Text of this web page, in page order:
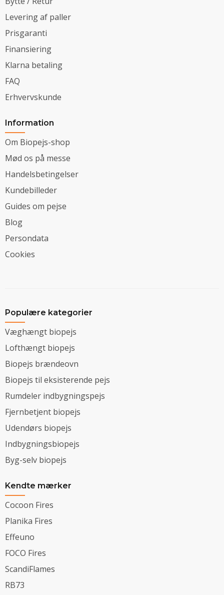
Levering af paller
Prisgaranti
Finansiering
Klarna betaling
FAQ
Erhvervskunde
Information
Om Biopejs-shop
Mød os på messe
Handelsbetingelser
Kundebilleder
Guides om pejse
Blog
Persondata
Cookies
Populære kategorier
Væghængt biopejs
Lofthængt biopejs
Biopejs brændeovn
Biopejs til eksisterende pejs
Rumdeler indbygningspejs
Fjernbetjent biopejs
Udendørs biopejs
Indbygningsbiopejs
Byg-selv biopejs
Kendte mærker
Cocoon Fires
Planika Fires
Effeuno
FOCO Fires
ScandiFlames
RB73